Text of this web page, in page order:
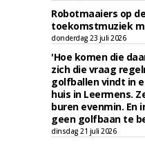
Robotmaaiers op
toekomstmuziek
donderdag 23 juli 2026
'Hoe komen die
zich die vraag
golfballen vindt in
huis in Leermens.
buren evenmin. En
geen golfbaan te
dinsdag 21 juli 2026